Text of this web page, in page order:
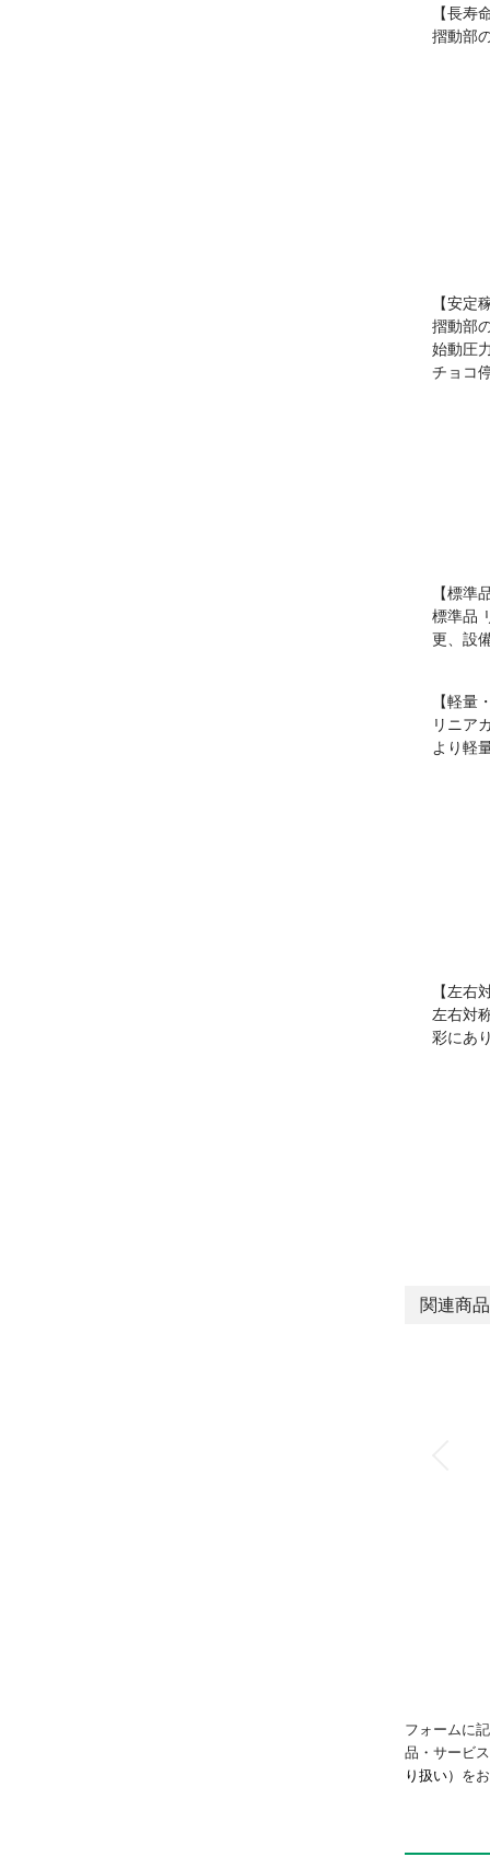
【長寿
摺動部
【安定
摺動部
始動圧
チョコ
【標準
標準品
更、設
【軽量
リニア
より軽
【左右
左右対
彩にあ
関連商品
フォームに
品・サービ
り扱い） を